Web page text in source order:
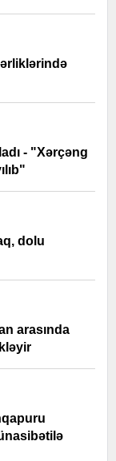
- "Xərçəng
dolu
arasında